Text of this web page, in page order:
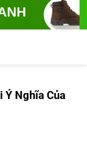
Ý Nghĩa Của